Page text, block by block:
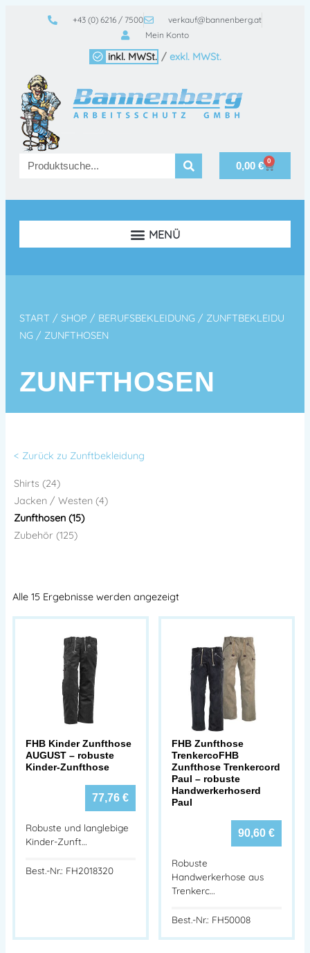
+43 (0) 6216 / 7500
verkauf@bannenberg.at
Mein Konto
inkl. MWSt. / exkl. MWSt.
0,00 € 0
START / SHOP / BERUFSBEKLEIDUNG / ZUNFTBEKLEIDU
NG / ZUNFTHOSEN
ZUNFTHOSEN
< Zurück zu Zunftbekleidung
Shirts (24)
Jacken / Westen (4)
Zunfthosen (15)
Zubehör (125)
Alle 15 Ergebnisse werden angezeigt
FHB Kinder Zunfthose
AUGUST – robuste
Kinder-Zunfthose
77,76 €
Robuste und langlebige
Kinder-Zunft…
Best.-Nr.: FH2018320
FHB Zunfthose
TrenkercoFHB
Zunfthose Trenkercord
Paul – robuste
Handwerkerhoserd
Paul
90,60 €
Robuste
Handwerkerhose aus
Trenkerc…
Best.-Nr.: FH50008